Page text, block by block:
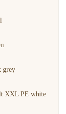
grey
XXL PE white